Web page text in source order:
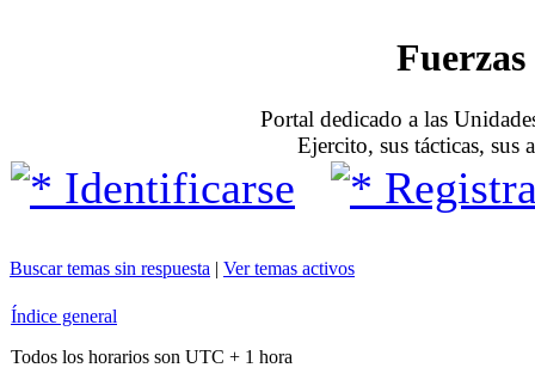
Portal dedicado a las
Ejercito, sus tácticas, sus
Identificarse
Buscar temas sin respuesta | Ver temas activos
Índice general
Todos los horarios son UTC + 1 hora